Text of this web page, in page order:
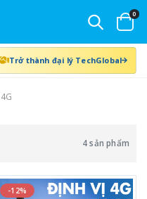
0
Trở thành đại lý TechGlobal
4 sản phẩm
-12%